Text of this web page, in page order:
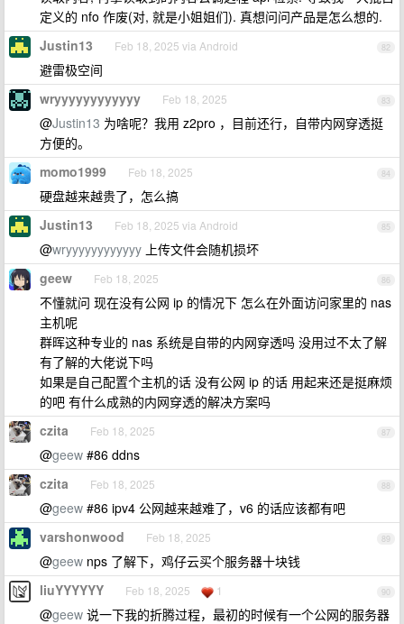
定义的 nfo 作废(对, 就是小姐姐们). 真想问问产品是怎么想的.
82
Justin13 Feb 18, 2025 via Android
避雷极空间
83
wryyyyyyyyyyyy Feb 18, 2025
@Justin13 为啥呢？我用 z2pro ，目前还行，自带内网穿透挺
方便的。
84
momo1999 Feb 18, 2025
硬盘越来越贵了，怎么搞
85
Justin13 Feb 18, 2025 via Android
@wryyyyyyyyyyyy 上传文件会随机损坏
86
geew Feb 18, 2025
不懂就问 现在没有公网 ip 的情况下 怎么在外面访问家里的 nas
主机呢
群晖这种专业的 nas 系统是自带的内网穿透吗 没用过不太了解
有了解的大佬说下吗
如果是自己配置个主机的话 没有公网 ip 的话 用起来还是挺麻烦
的吧 有什么成熟的内网穿透的解决方案吗
87
czita Feb 18, 2025
@geew #86 ddns
88
czita Feb 18, 2025
@geew #86 ipv4 公网越来越难了，v6 的话应该都有吧
89
varshonwood Feb 18, 2025
@geew nps 了解下，鸡仔云买个服务器十块钱
90
liuYYYYYY Feb 18, 2025 1
@geew 说一下我的折腾过程，最初的时候有一个公网的服务器